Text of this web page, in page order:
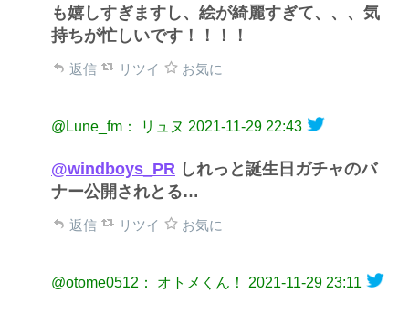
も嬉しすぎますし、絵が綺麗すぎて、、、気
持ちが忙しいです！！！！
返信 リツイ お気に
@Lune_fm： リュヌ 2021-11-29 22:43
@windboys_PR しれっと誕生日ガチャのバ
ナー公開されとる…
返信 リツイ お気に
@otome0512： オトメくん！ 2021-11-29 23:11